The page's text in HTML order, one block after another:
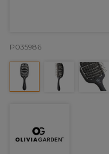
P035986